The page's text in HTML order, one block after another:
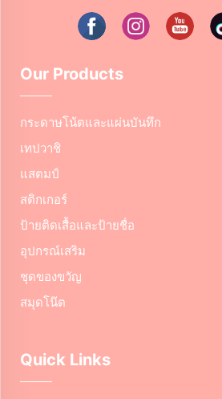
Our Products
กระดาษโน้ตและแผ่นบันทึก
เทปวาชิ
แสตมป์
สติกเกอร์
ป้ายติดเสื้อและป้ายชื่อ
อุปกรณ์เสริม
ชุดของขวัญ
สมุดโน๊ต
Quick Links